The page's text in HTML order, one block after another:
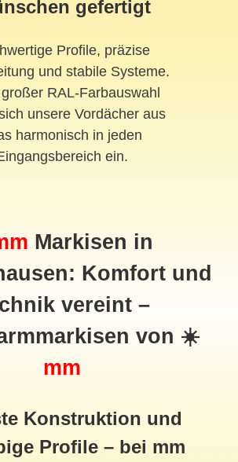
gefertigt
Profile, präzise
und stabile Systeme.
RAL-Farbauswahl
unsere Vordächer aus
harmonisch in jeden
ein.
Markisen in
Komfort und
vereint –
von ☀️
mm
Konstruktion und
Profile – bei mm